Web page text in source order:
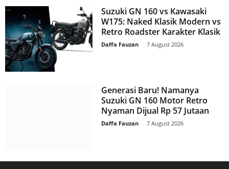
Suzuki GN 160 vs Kawasaki
W175: Naked Klasik Modern vs
Retro Roadster Karakter Klasik
Daffa Fauzan 7 August 2026
Generasi Baru! Namanya
Suzuki GN 160 Motor Retro
Nyaman Dijual Rp 57 Jutaan
Daffa Fauzan 7 August 2026